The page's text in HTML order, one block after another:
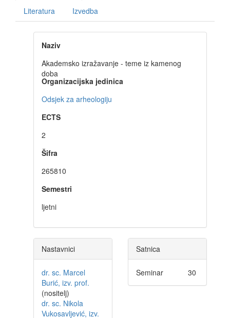
Literatura Izvedba
Naziv
Akademsko izražavanje - teme iz kamenog
doba
Organizacijska jedinica
Odsjek za arheologiju
ECTS
2
Šifra
265810
Semestri
ljetni
Nastavnici
dr. sc. Marcel
Burić, izv. prof.
(nositelj)
dr. sc. Nikola
Vukosavljević, izv.
Satnica
Seminar 30